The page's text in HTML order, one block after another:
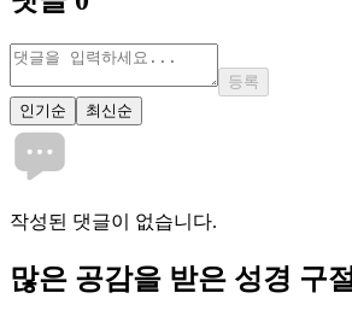
등록
인기순
최신순
작성된 댓글이 없습니다.
많은 공감을 받은 성경 구절